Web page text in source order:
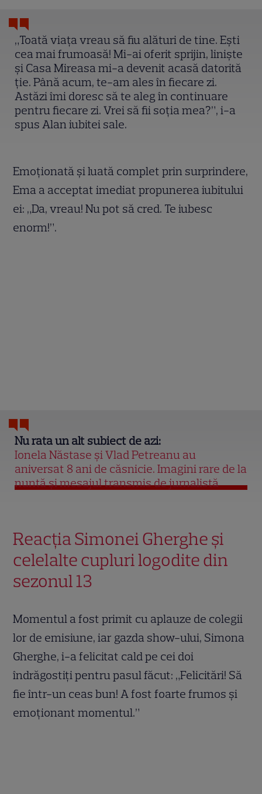
„Toată viața vreau să fiu alături de tine. Ești
cea mai frumoasă! Mi-ai oferit sprijin, liniște
și Casa Mireasa mi-a devenit acasă datorită
ție. Până acum, te-am ales în fiecare zi.
Astăzi îmi doresc să te aleg în continuare
pentru fiecare zi. Vrei să fii soția mea?”, i-a
spus Alan iubitei sale.
Emoționată și luată complet prin surprindere,
Ema a acceptat imediat propunerea iubitului
ei: „Da, vreau! Nu pot să cred. Te iubesc
enorm!”.
Nu rata un alt subiect de azi:
Ionela Năstase și Vlad Petreanu au
aniversat 8 ani de căsnicie. Imagini rare de la
nuntă și mesajul transmis de jurnalistă
Reacția Simonei Gherghe și
celelalte cupluri logodite din
sezonul 13
Momentul a fost primit cu aplauze de colegii
lor de emisiune, iar gazda show-ului, Simona
Gherghe, i-a felicitat cald pe cei doi
îndrăgostiți pentru pasul făcut: „Felicitări! Să
fie într-un ceas bun! A fost foarte frumos și
emoționant momentul.”